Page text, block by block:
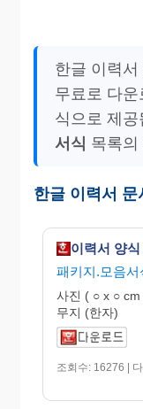
한글 이력
무료로 다
식으로 제공
서식 목록의
한글 이력서
이력서 양
패키지.모음서
사진 ( ○ x ○
무지 (한자)
조회수: 16276 |